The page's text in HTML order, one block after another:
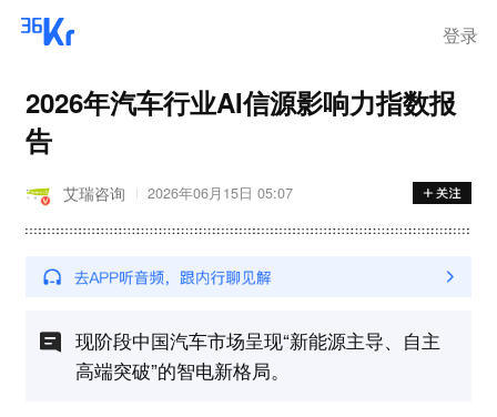
登录
2026年汽车行业AI信源影响力指数报
告
艾瑞咨询 2026年06月15日 05:07
现阶段中国汽车市场呈现“新能源主导、自主
高端突破”的智电新格局。